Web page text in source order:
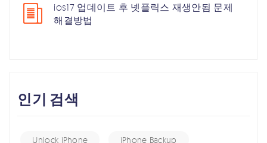
ios17 업데이트 후 넷플릭스 재생안됨 문제
해결방법
인기 검색
Unlock iPhone iPhone Backup